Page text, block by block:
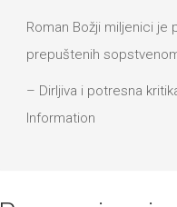
Roman Božji miljenici
prepuštenih
– Dirljiva i potresna
Information